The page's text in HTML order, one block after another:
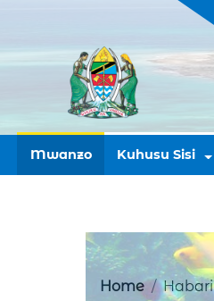
Mwanzo Kuhusu Sisi
Home Habari